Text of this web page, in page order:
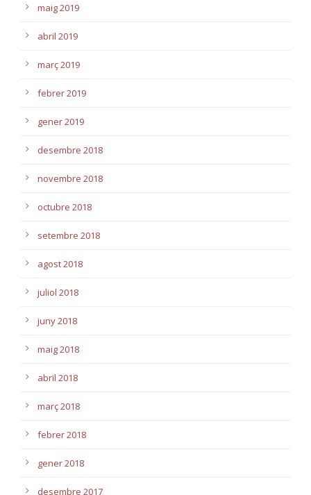
maig 2019
abril 2019
març 2019
febrer 2019
gener 2019
desembre 2018
novembre 2018
octubre 2018
setembre 2018
agost 2018
juliol 2018
juny 2018
maig 2018
abril 2018
març 2018
febrer 2018
gener 2018
desembre 2017